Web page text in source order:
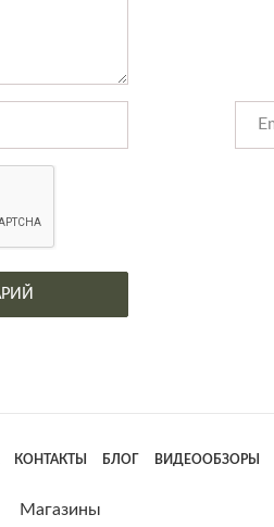
КОНТАКТЫ БЛОГ ВИДЕООБЗОРЫ
Магазины